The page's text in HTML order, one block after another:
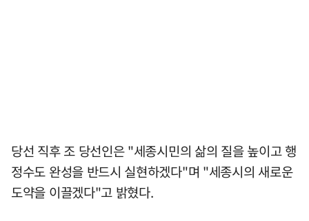
당선 직후 조 당선인은 "세종시민의 삶의 질을 높이고 행
정수도 완성을 반드시 실현하겠다"며 "세종시의 새로운
도약을 이끌겠다"고 밝혔다.